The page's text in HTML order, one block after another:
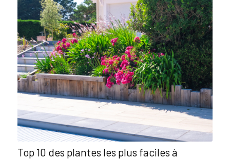
Top 10 des plantes les plus faciles à